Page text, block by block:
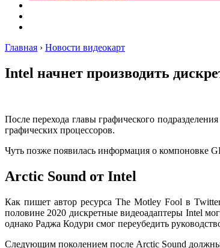
Главная › Новости видеокарт
Intel начнет производить
После перехода главы графического
графических процессоров.
Чуть позже появилась информация о компоновке
Arctic Sound от Intel
Как пишет автор ресурса The Motley Fool в
половине 2020 дискретные видеоадаптеры Intel
однако Раджа Кодури смог переубедить
Следующим поколением после Arctic Sound